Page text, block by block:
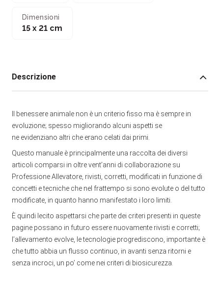
Dimensioni
15 x 21 cm
Descrizione
Il benessere animale non è un criterio fisso ma è sempre in
evoluzione; spesso migliorando alcuni aspetti se
ne evidenziano altri che erano celati dai primi.
Questo manuale è principalmente una raccolta dei diversi
articoli comparsi in oltre vent’anni di collaborazione su
Professione Allevatore, rivisti, corretti, modificati in funzione di
concetti e tecniche che nel frattempo si sono evolute o del tutto
modificate, in quanto hanno manifestato i loro limiti.
È quindi lecito aspettarsi che parte dei criteri presenti in queste
pagine possano in futuro essere nuovamente rivisti e corretti;
l’allevamento evolve, le tecnologie progrediscono, importante è
che tutto abbia un flusso continuo, in avanti senza ritorni e
senza incroci, un po’ come nei criteri di biosicurezza.